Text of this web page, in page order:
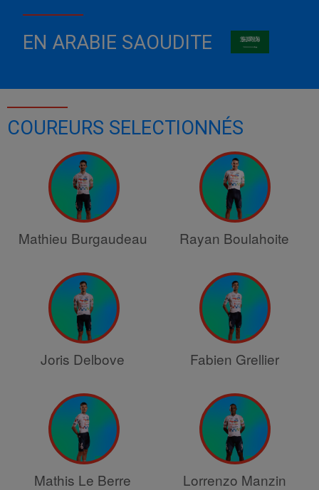
EN ARABIE SAOUDITE
COUREURS SELECTIONNÉS
Mathieu Burgaudeau Rayan Boulahoite
Joris Delbove Fabien Grellier
Mathis Le Berre Lorrenzo Manzin